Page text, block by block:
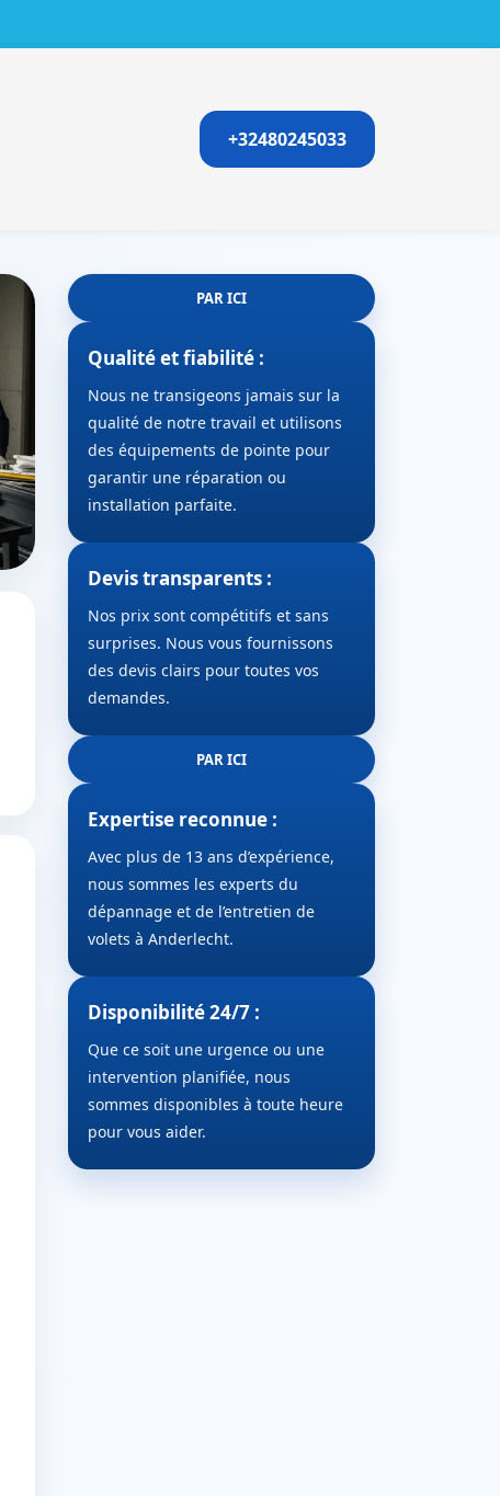
+32480245033
PAR ICI
Qualité et fiabilité :
Nous ne transigeons jamais sur la
qualité de notre travail et utilisons
des équipements de pointe pour
garantir une réparation ou
installation parfaite.
Devis transparents :
Nos prix sont compétitifs et sans
surprises. Nous vous fournissons
des devis clairs pour toutes vos
demandes.
PAR ICI
Expertise reconnue :
Avec plus de 13 ans d’expérience,
nous sommes les experts du
dépannage et de l’entretien de
volets à Anderlecht.
Disponibilité 24/7 :
Que ce soit une urgence ou une
intervention planifiée, nous
sommes disponibles à toute heure
pour vous aider.